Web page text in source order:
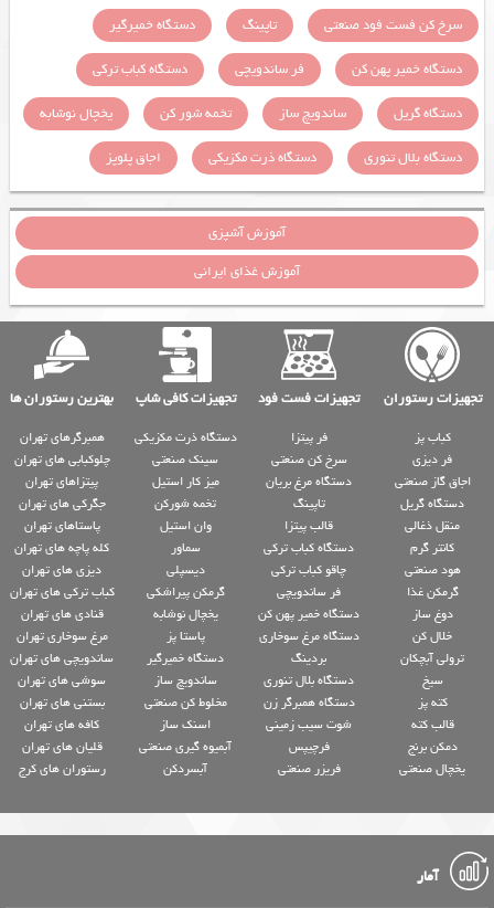
سرخ کن فست فود صنعتی
تاپینگ
دستگاه خمیرگیر
دستگاه خمیر پهن کن
فر ساندویچی
دستگاه کباب ترکی
دستگاه گریل
ساندویچ ساز تخمه شور کن
یخچال نوشابه
دستگاه بلال تنوری
دستگاه ذرت مکزیکی اجاق پلوپز
آموزش آشپزی
آموزش غذای ایرانی
تجهیزات رستوران تجهیزات فست فود تجهیزات کافی شاپ بهترین رستوران ها
کباب پز
فر دیزی
اجاق گاز صنعتی
دستگاه گریل
منقل ذغالی
کانتر گرم
هود صنعتی
گرمکن غذا
دوغ ساز
خلال کن
ترولی آبچکان
سیخ
کته پز
قالب کته
دمکن برنج
یخچال صنعتی
فر پیتزا
سرخ کن صنعتی
دستگاه مرغ بریان
تاپینگ
قالب پیتزا
دستگاه کباب ترکی
چاقو کباب ترکی
فر ساندویچی
دستگاه خمیر پهن کن
دستگاه مرغ سوخاری
بردینگ
دستگاه بلال تنوری
دستگاه همبرگر زن
شوت سیب زمینی
فرچیپس
فریزر صنعتی
دستگاه ذرت مکزیکی
سینک صنعتی
میز کار استیل
تخمه شورکن
وان استیل
سماور
دیسپلی
گرمکن پیراشکی
یخچال نوشابه
پاستا پز
دستگاه خمیرگیر
ساندویچ ساز
مخلوط کن صنعتی
اسنک ساز
آبمیوه گیری صنعتی
آبسردکن
همبرگرهای تهران
چلوکبابی های تهران
پیتزاهای تهران
جگرکی های تهران
پاستاهای تهران
کله پاچه های تهران
دیزی های تهران
کباب ترکی های تهران
قنادی های تهران
مرغ سوخاری تهران
ساندویچی های تهران
سوشی های تهران
بستنی های تهران
کافه های تهران
قلیان های تهران
رستوران های کرج
آمار